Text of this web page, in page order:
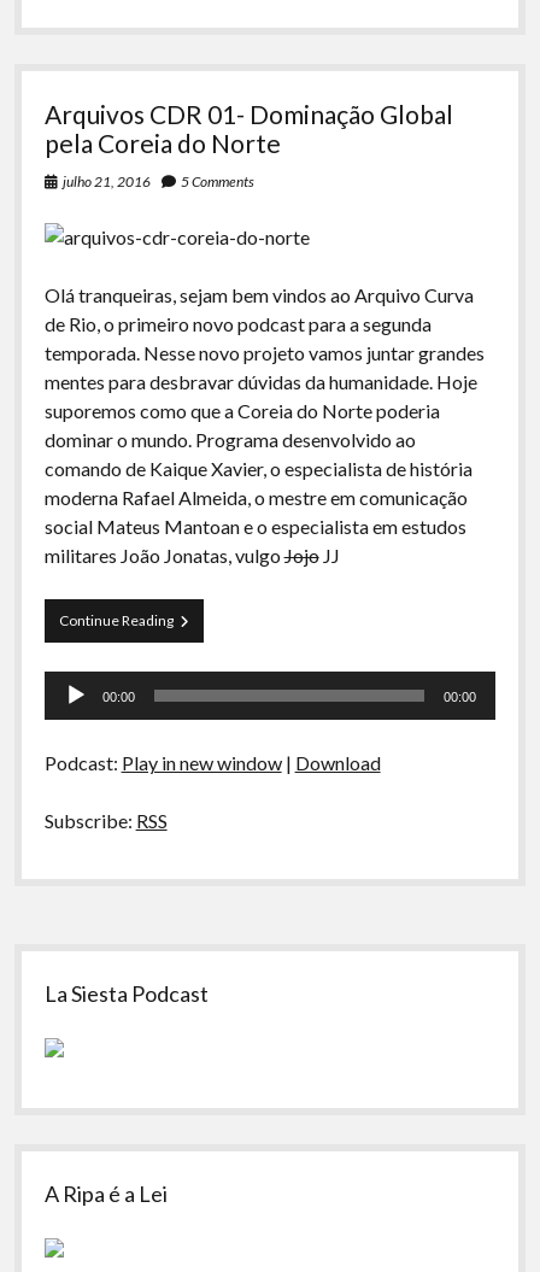
Lei
Arquivos CDR 01- Dominação Global
pela Coreia do Norte
julho 21, 2016 5 Comments
Olá tranqueiras, sejam bem vindos ao Arquivo Curva
de Rio, o primeiro novo podcast para a segunda
temporada. Nesse novo projeto vamos juntar grandes
mentes para desbravar dúvidas da humanidade. Hoje
suporemos como que a Coreia do Norte poderia
dominar o mundo. Programa desenvolvido ao
comando de Kaique Xavier, o especialista de história
moderna Rafael Almeida, o mestre em comunicação
social Mateus Mantoan e o especialista em estudos
militares João Jonatas, vulgoJojoJJ
Continue ReadingArquivos
CDR
Global
do
Tocador
00:00 00:00
Podcast: Play in new window| Download
Subscribe: RSS
Sidebar
La Siesta Podcast
A Ripa é a Lei